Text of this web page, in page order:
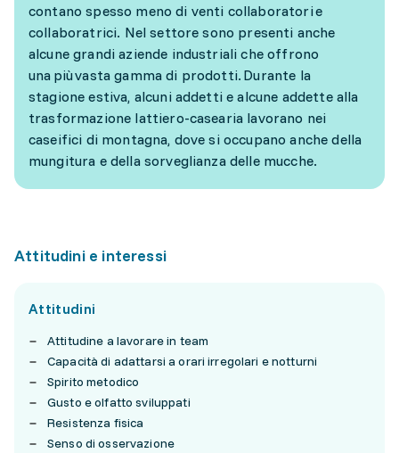
contano spesso meno di venti collaboratori e
collaboratrici. Nel settore sono presenti anche
alcune grandi aziende industriali che offrono
una più vasta gamma di prodotti. Durante la
stagione estiva, alcuni addetti e alcune addette alla
trasformazione lattiero-casearia lavorano nei
caseifici di montagna, dove si occupano anche della
mungitura e della sorveglianza delle mucche.
Attitudini e interessi
Attitudini
Attitudine a lavorare in team
Capacità di adattarsi a orari irregolari e notturni
Spirito metodico
Gusto e olfatto sviluppati
Resistenza fisica
Senso di osservazione